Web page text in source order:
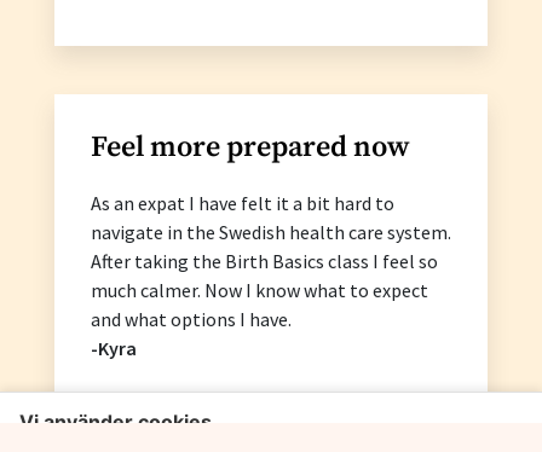
Feel more prepared now
As an expat I have felt it a bit hard to
navigate in the Swedish health care system.
After taking the Birth Basics class I feel so
much calmer. Now I know what to expect
and what options I have.
-Kyra